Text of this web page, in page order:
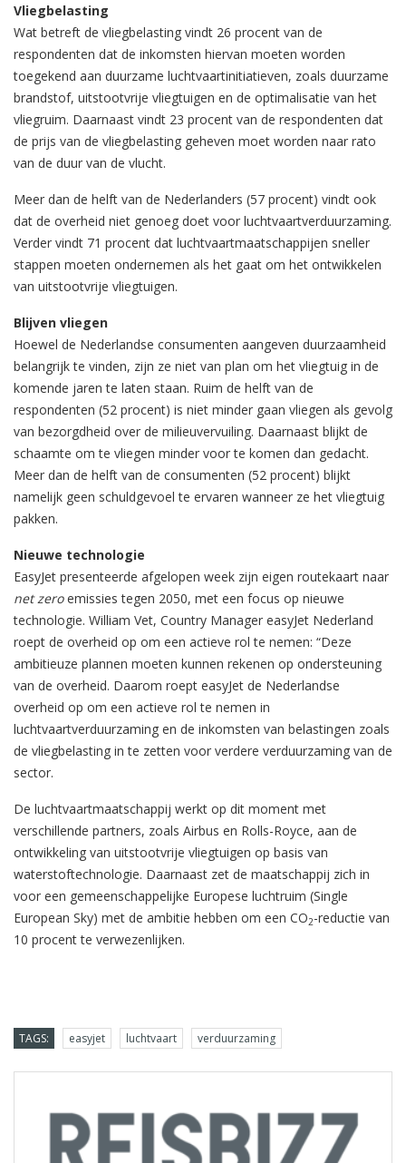
Vliegbelasting
Wat betreft de vliegbelasting vindt 26 procent van de
respondenten dat de inkomsten hiervan moeten worden
toegekend aan duurzame luchtvaartinitiatieven, zoals duurzame
brandstof, uitstootvrije vliegtuigen en de optimalisatie van het
vliegruim. Daarnaast vindt 23 procent van de respondenten dat
de prijs van de vliegbelasting geheven moet worden naar rato
van de duur van de vlucht.
Meer dan de helft van de Nederlanders (57 procent) vindt ook
dat de overheid niet genoeg doet voor luchtvaartverduurzaming.
Verder vindt 71 procent dat luchtvaartmaatschappijen sneller
stappen moeten ondernemen als het gaat om het ontwikkelen
van uitstootvrije vliegtuigen.
Blijven vliegen
Hoewel de Nederlandse consumenten aangeven duurzaamheid
belangrijk te vinden, zijn ze niet van plan om het vliegtuig in de
komende jaren te laten staan. Ruim de helft van de
respondenten (52 procent) is niet minder gaan vliegen als gevolg
van bezorgdheid over de milieuvervuiling. Daarnaast blijkt de
schaamte om te vliegen minder voor te komen dan gedacht.
Meer dan de helft van de consumenten (52 procent) blijkt
namelijk geen schuldgevoel te ervaren wanneer ze het vliegtuig
pakken.
Nieuwe technologie
EasyJet presenteerde afgelopen week zijn eigen routekaart naar
net zeroemissies tegen 2050, met een focus op nieuwe
technologie. William Vet, Country Manager easyJet Nederland
roept de overheid op om een actieve rol te nemen: “Deze
ambitieuze plannen moeten kunnen rekenen op ondersteuning
van de overheid. Daarom roept easyJet de Nederlandse
overheid op om een actieve rol te nemen in
luchtvaartverduurzaming en de inkomsten van belastingen zoals
de vliegbelasting in te zetten voor verdere verduurzaming van de
sector.
De luchtvaartmaatschappij werkt op dit moment met
verschillende partners, zoals Airbus en Rolls-Royce, aan de
ontwikkeling van uitstootvrije vliegtuigen op basis van
waterstoftechnologie. Daarnaast zet de maatschappij zich in
voor een gemeenschappelijke Europese luchtruim (Single
European Sky) met de ambitie hebben om een CO2-reductie van
10 procent te verwezenlijken.
TAGS: easyjet luchtvaart verduurzaming